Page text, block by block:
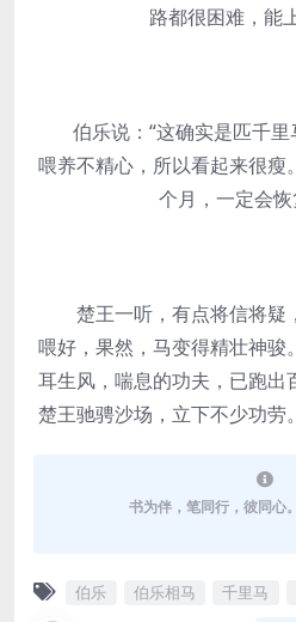
路都很困难，能
伯乐说：“这确实是匹千里
喂养不精心，所以看起来很瘦
个月，一定会
楚王一听，有点将信将疑
喂好，果然，马变得精壮神骏
耳生风，喘息的功夫，已跑出
楚王驰骋沙场，立下不少功劳
书为伴，笔同行，彼同心
伯乐 伯乐相马 千里马